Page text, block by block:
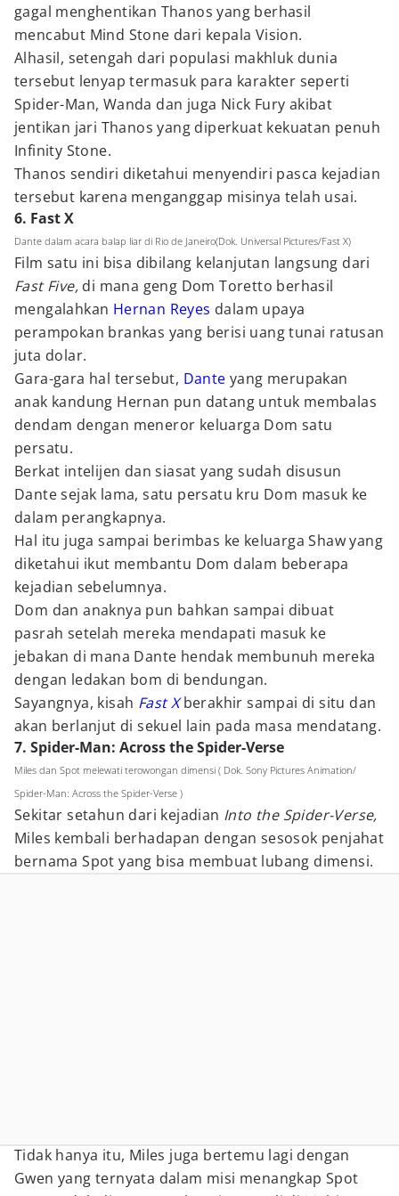
gagal menghentikan Thanos yang berhasil
mencabut Mind Stone dari kepala Vision.
Alhasil, setengah dari populasi makhluk dunia
tersebut lenyap termasuk para karakter seperti
Spider-Man, Wanda dan juga Nick Fury akibat
jentikan jari Thanos yang diperkuat kekuatan penuh
Infinity Stone.
Thanos sendiri diketahui menyendiri pasca kejadian
tersebut karena menganggap misinya telah usai.
6. Fast X
Dante dalam acara balap liar di Rio de Janeiro(Dok. Universal Pictures/Fast X)
Film satu ini bisa dibilang kelanjutan langsung dari
Fast Five, di mana geng Dom Toretto berhasil
mengalahkan Hernan Reyes dalam upaya
perampokan brankas yang berisi uang tunai ratusan
juta dolar.
Gara-gara hal tersebut, Dante yang merupakan
anak kandung Hernan pun datang untuk membalas
dendam dengan meneror keluarga Dom satu
persatu.
Berkat intelijen dan siasat yang sudah disusun
Dante sejak lama, satu persatu kru Dom masuk ke
dalam perangkapnya.
Hal itu juga sampai berimbas ke keluarga Shaw yang
diketahui ikut membantu Dom dalam beberapa
kejadian sebelumnya.
Dom dan anaknya pun bahkan sampai dibuat
pasrah setelah mereka mendapati masuk ke
jebakan di mana Dante hendak membunuh mereka
dengan ledakan bom di bendungan.
Sayangnya, kisah Fast Xberakhir sampai di situ dan
akan berlanjut di sekuel lain pada masa mendatang.
7. Spider-Man: Across the Spider-Verse
Miles dan Spot melewati terowongan dimensi ( Dok. Sony Pictures Animation/
Spider-Man: Across the Spider-Verse )
Sekitar setahun dari kejadian Into the Spider-Verse,
Miles kembali berhadapan dengan sesosok penjahat
bernama Spot yang bisa membuat lubang dimensi.
Tidak hanya itu, Miles juga bertemu lagi dengan
Gwen yang ternyata dalam misi menangkap Spot